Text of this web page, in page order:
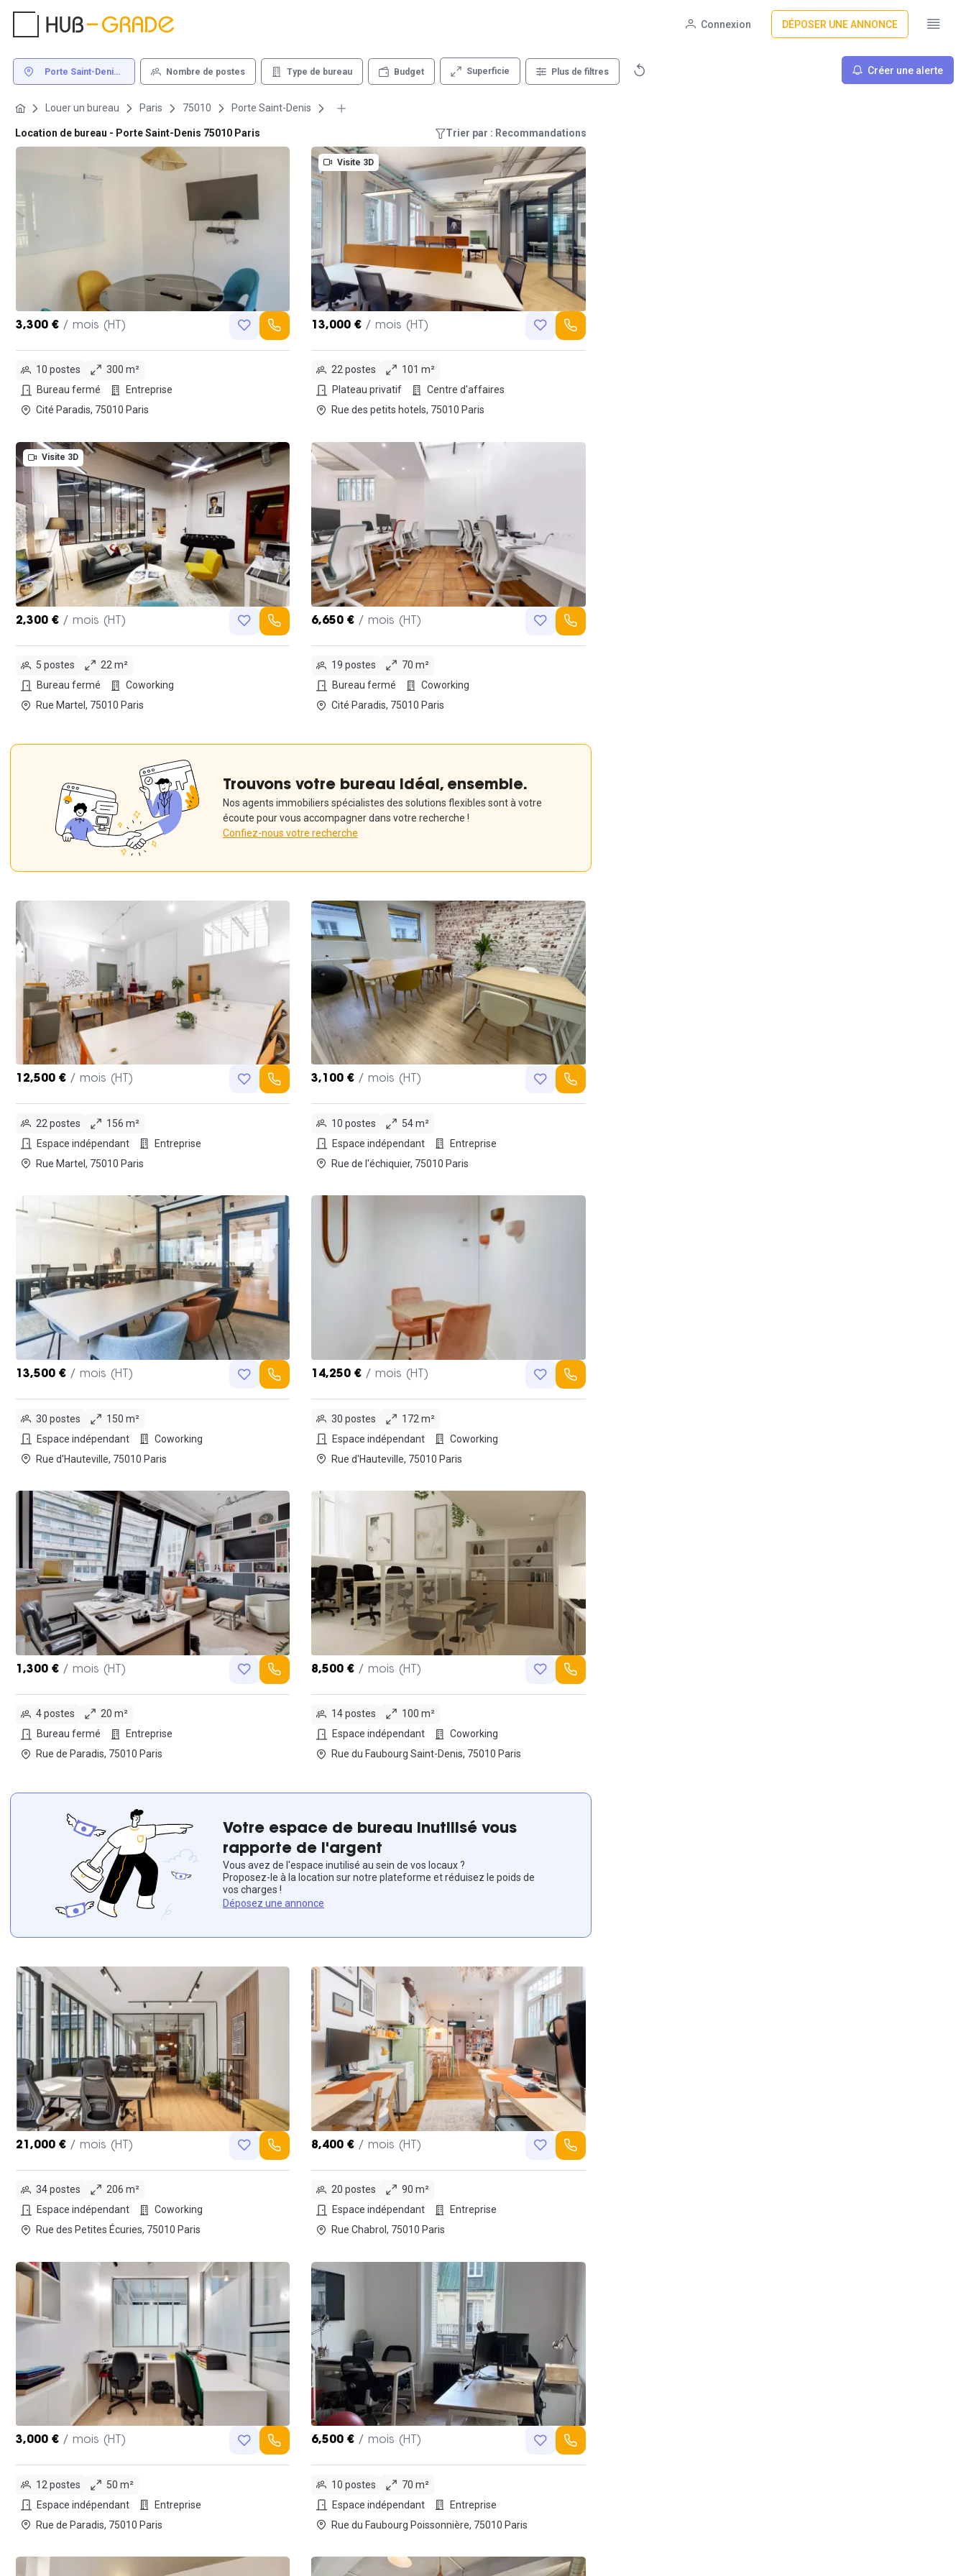
Connexion DÉPOSER UNE ANNONCE
Porte Saint-Denis
Nombre de postes Type de bureau Budget Superficie Plus de filtres Créer une alerte
Louer un bureau Paris 75010 Porte Saint-Denis
Location de bureau - Porte Saint-Denis 75010 Paris Trier par : Recommandations
3,300 € / mois (HT)
10 postes
300 m²
Bureau fermé
Entreprise
Cité Paradis, 75010 Paris
Visite 3D
13,000 € / mois (HT)
22 postes
101 m²
Plateau privatif
Centre d'affaires
Rue des petits hotels, 75010 Paris
Visite 3D
2,300 € / mois (HT)
5 postes
22 m²
Bureau fermé
Coworking
Rue Martel, 75010 Paris
6,650 € / mois (HT)
19 postes
70 m²
Bureau fermé
Coworking
Cité Paradis, 75010 Paris
Trouvons votre bureau idéal, ensemble.
Nos agents immobiliers spécialistes des solutions flexibles sont à votre
écoute pour vous accompagner dans votre recherche !
Confiez-nous votre recherche
12,500 € / mois (HT)
22 postes
156 m²
Espace indépendant
Entreprise
Rue Martel, 75010 Paris
3,100 € / mois (HT)
10 postes
54 m²
Espace indépendant
Entreprise
Rue de l'échiquier, 75010 Paris
13,500 € / mois (HT)
30 postes
150 m²
Espace indépendant
Coworking
Rue d'Hauteville, 75010 Paris
14,250 € / mois (HT)
30 postes
172 m²
Espace indépendant
Coworking
Rue d'Hauteville, 75010 Paris
1,300 € / mois (HT)
4 postes
20 m²
Bureau fermé
Entreprise
Rue de Paradis, 75010 Paris
8,500 € / mois (HT)
14 postes
100 m²
Espace indépendant
Coworking
Rue du Faubourg Saint-Denis, 75010 Paris
Votre espace de bureau inutilisé vous
rapporte de l'argent
Vous avez de l'espace inutilisé au sein de vos locaux ?
Proposez-le à la location sur notre plateforme et réduisez le poids de
vos charges !
Déposez une annonce
21,000 € / mois (HT)
34 postes
206 m²
Espace indépendant
Coworking
Rue des Petites Écuries, 75010 Paris
8,400 € / mois (HT)
20 postes
90 m²
Espace indépendant
Entreprise
Rue Chabrol, 75010 Paris
3,000 € / mois (HT)
12 postes
50 m²
Espace indépendant
Entreprise
Rue de Paradis, 75010 Paris
6,500 € / mois (HT)
10 postes
70 m²
Espace indépendant
Entreprise
Rue du Faubourg Poissonnière, 75010 Paris